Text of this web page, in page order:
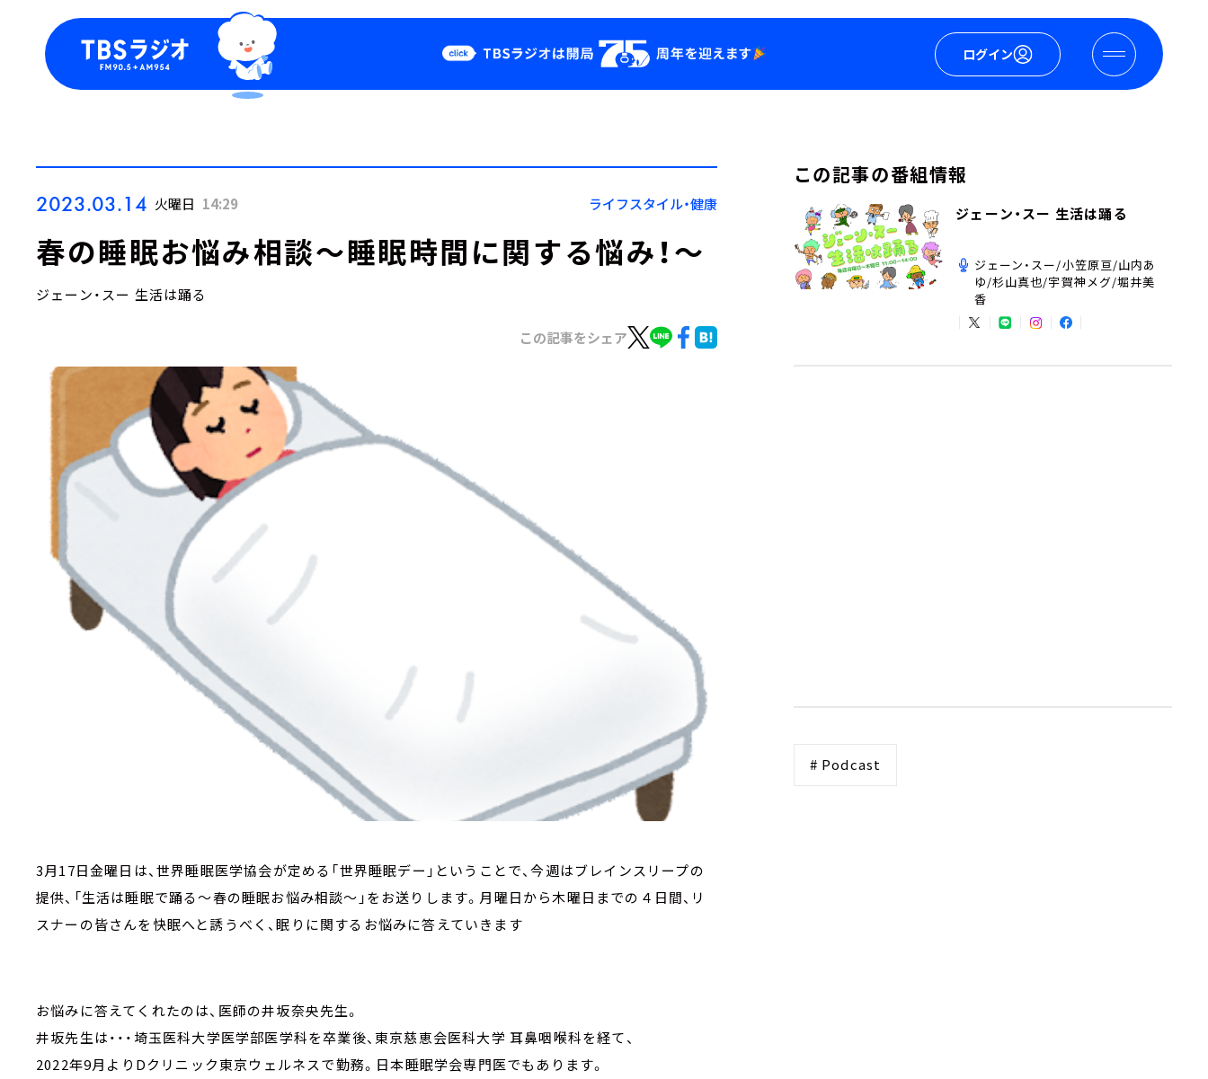
ログイン
Podcast
YouTube
会社情報
2023.03.14 火曜日 14:29 ライフスタイル・健康
春の睡眠お悩み相談～睡眠時間に関する悩み！～
ジェーン・スー 生活は踊る
この記事をシェア
3月17日金曜日は、世界睡眠医学協会が定める「世界睡眠デー」ということで、今週はブレインスリープの
提供、「生活は睡眠で踊る～春の睡眠お悩み相談～」をお送りします。月曜日から木曜日までの４日間、リ
スナーの皆さんを快眠へと誘うべく、眠りに関するお悩みに答えていきます
お悩みに答えてくれたのは、医師の井坂奈央先生。
井坂先生は・・・埼玉医科大学医学部医学科を卒業後、東京慈恵会医科大学 耳鼻咽喉科を経て、
2022年9月よりDクリニック東京ウェルネスで勤務。日本睡眠学会専門医でもあります。
この記事の番組情報
ジェーン・スー 生活は踊る
ジェーン・スー/小笠原亘/山内あ
ゆ/杉山真也/宇賀神メグ/堀井美
香
# Podcast